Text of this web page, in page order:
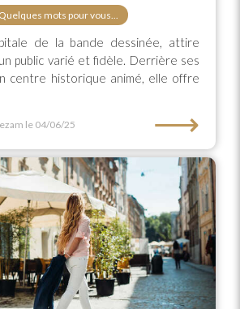
Quelques mots pour vous...
de la bande dessinée, attire
public varié et fidèle. Derrière ses
centre historique animé, elle offre
le 04/06/25 ⟶